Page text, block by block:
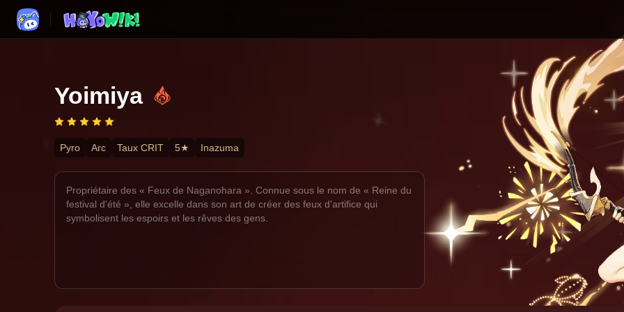
Yoimiya
Pyro Arc Taux CRIT 5★ Inazuma
Propriétaire des « Feux de Naganohara ». Connue sous le nom de « Reine du
festival d'été », elle excelle dans son art de créer des feux d'artifice qui
symbolisent les espoirs et les rêves des gens.